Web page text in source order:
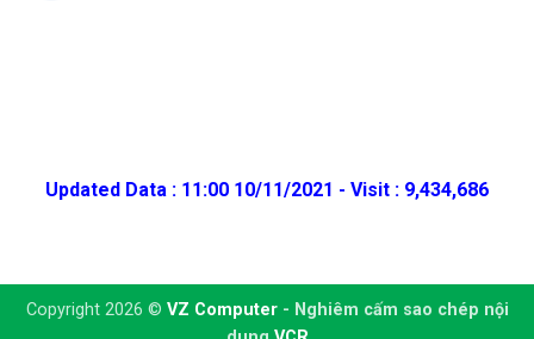
Updated Data : 11:00 10/11/2021 - Visit : 9,434,686
Copyright 2026 © VZ Computer- Nghiêm cấm sao chép nội